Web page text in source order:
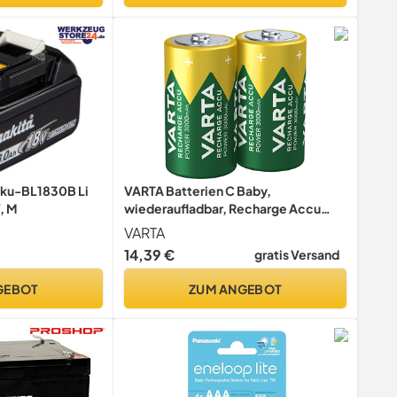
BL1830B Li
M
VARTA Batterien C Baby,
wiederaufladbar, Recharge Accu
Power, Akku, 3000 mAh Ni-MH,
ohne Memory Effekt, vorgeladen,
sofort einsatzbereit, 2 Stück
VARTA
14,39 €
gratis Versand
ZUM ANGEBOT